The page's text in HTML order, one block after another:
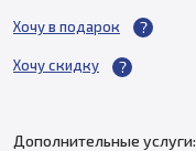
Хочу в подарок
Хочу скидку
Дополнительные услуги: